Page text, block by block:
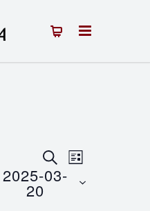
Eventi
Ricerca
CERCAEvento
Viste
LISTA
2025-03-
20